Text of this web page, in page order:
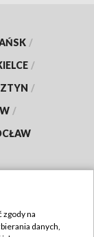
/
/
/
/
zgody na
danych,